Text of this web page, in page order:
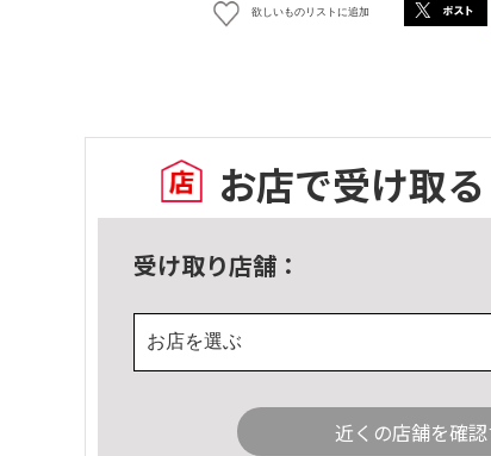
欲しいものリストに追加
お店で受け取る
受け取り店舗：
お店を選ぶ
近くの店舗を確認